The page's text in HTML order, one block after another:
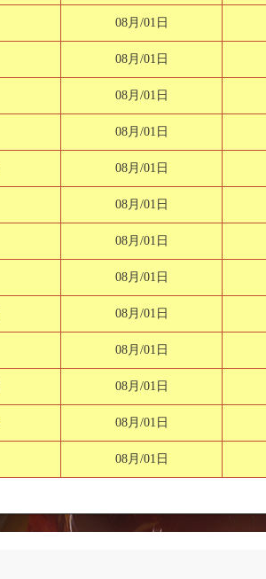
08月/01日
08月/01日
08月/01日
08月/01日
08月/01日
08月/01日
08月/01日
08月/01日
08月/01日
08月/01日
08月/01日
08月/01日
08月/01日